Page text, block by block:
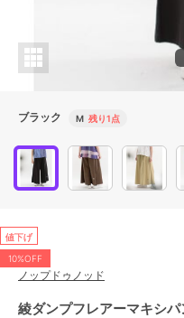
ブラック M 残り1点
値下げ
10%OFF
ノップドゥノッド
綾ダンプフレアーマキシパ